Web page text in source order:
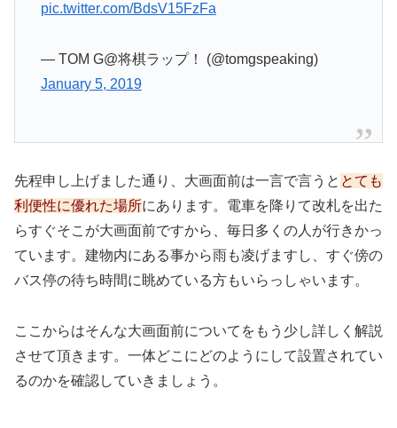
pic.twitter.com/BdsV15FzFa
— TOM G@将棋ラップ！ (@tomgspeaking)
January 5, 2019
先程申し上げました通り、大画面前は一言で言うと とても
利便性に優れた場所にあります。電車を降りて改札を出た
らすぐそこが大画面前ですから、毎日多くの人が行きかっ
ています。建物内にある事から雨も凌げますし、すぐ傍の
バス停の待ち時間に眺めている方もいらっしゃいます。
ここからはそんな大画面前についてをもう少し詳しく解説
させて頂きます。一体どこにどのようにして設置されてい
るのかを確認していきましょう。